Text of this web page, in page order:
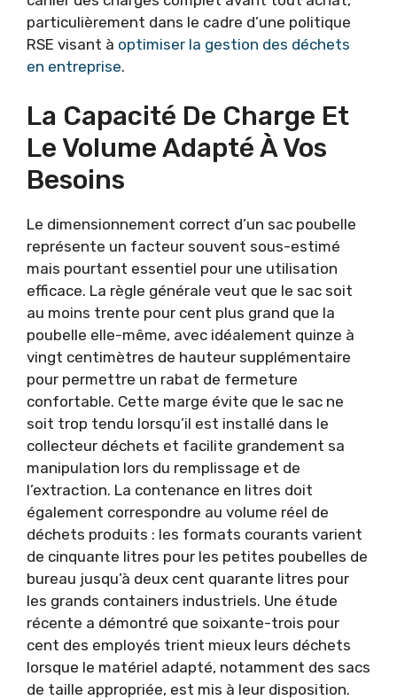
particulièrement dans le cadre d’une politique
RSE visant à optimiser la gestion des déchets
en entreprise.
La Capacité De Charge Et
Le Volume Adapté À Vos
Besoins
Le dimensionnement correct d’un sac poubelle
représente un facteur souvent sous-estimé
mais pourtant essentiel pour une utilisation
efficace. La règle générale veut que le sac soit
au moins trente pour cent plus grand que la
poubelle elle-même, avec idéalement quinze à
vingt centimètres de hauteur supplémentaire
pour permettre un rabat de fermeture
confortable. Cette marge évite que le sac ne
soit trop tendu lorsqu’il est installé dans le
collecteur déchets et facilite grandement sa
manipulation lors du remplissage et de
l’extraction. La contenance en litres doit
également correspondre au volume réel de
déchets produits : les formats courants varient
de cinquante litres pour les petites poubelles de
bureau jusqu’à deux cent quarante litres pour
les grands containers industriels. Une étude
récente a démontré que soixante-trois pour
cent des employés trient mieux leurs déchets
lorsque le matériel adapté, notamment des sacs
de taille appropriée, est mis à leur disposition.